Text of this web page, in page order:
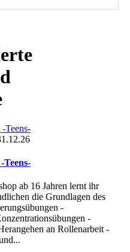
ab 16 Jahren lernt ihr
die Grundlagen des
-
-
an Rollenarbeit -